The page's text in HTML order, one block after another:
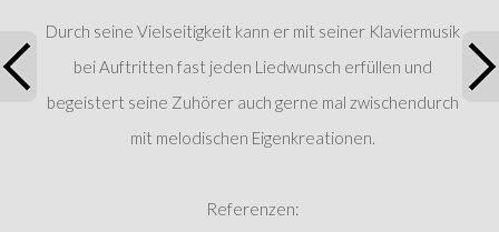
Durch seine Vielseitigkeit kann er mit seiner Klaviermusik
bei Auftritten fast jeden Liedwunsch erfüllen und
begeistert seine Zuhörer auch gerne mal zwischendurch
mit melodischen Eigenkreationen.
Referenzen: